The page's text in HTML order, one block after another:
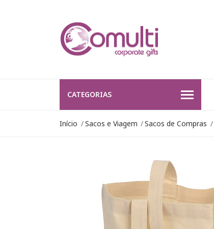
CATEGORIAS
Início Sacos e Viagem Sacos de Compras